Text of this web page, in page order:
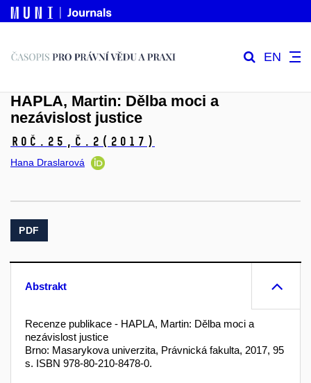
EN
HAPLA, Martin: Dělba moci a
nezávislost justice
Roč.25, č.2 (2017)
Hana Draslarová
PDF
Abstrakt
Recenze publikace - HAPLA, Martin: Dělba moci a
nezávislost justice
Brno: Masarykova univerzita, Právnická fakulta, 2017, 95
s. ISBN 978-80-210-8478-0.